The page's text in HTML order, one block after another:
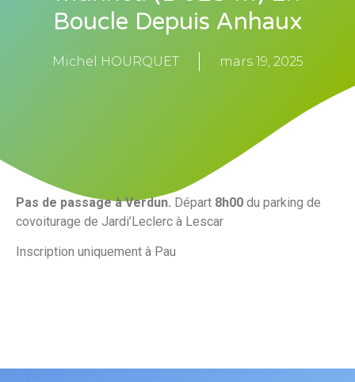
Boucle Depuis Anhaux
Michel HOURQUET mars 19, 2025
Pas de passage à Verdun. Départ 8h00 du parking de
covoiturage de Jardi’Leclerc à Lescar
Inscription uniquement à Pau